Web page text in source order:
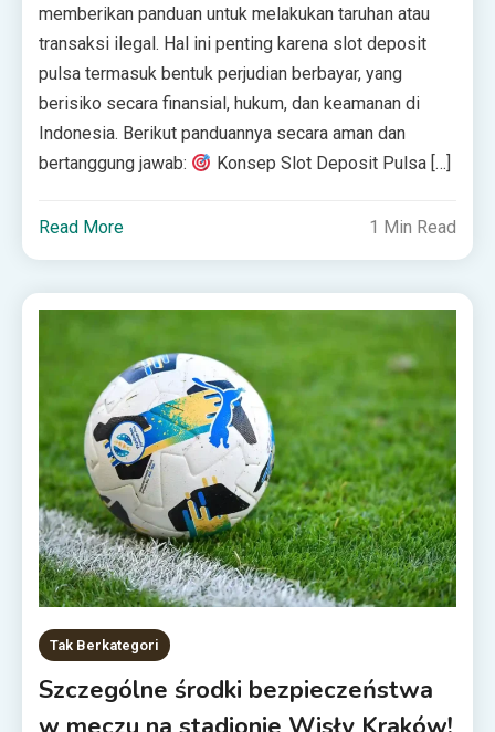
memberikan panduan untuk melakukan taruhan atau
transaksi ilegal. Hal ini penting karena slot deposit
pulsa termasuk bentuk perjudian berbayar, yang
berisiko secara finansial, hukum, dan keamanan di
Indonesia. Berikut panduannya secara aman dan
bertanggung jawab:
Konsep Slot Deposit Pulsa […]
Read More 1 Min Read
Tak Berkategori
Szczególne środki bezpieczeństwa